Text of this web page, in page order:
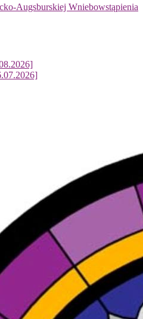
Augsburskiej Wniebowstąpienia